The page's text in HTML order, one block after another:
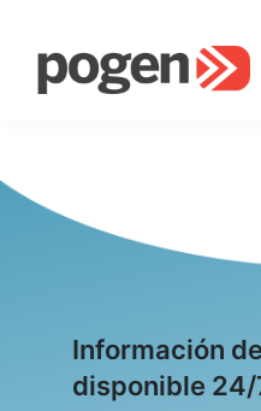
Información
disponible 24/